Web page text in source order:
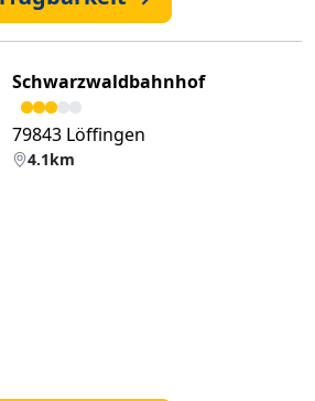
Schwarzwaldbahnhof
79843 Löffingen
4.1km